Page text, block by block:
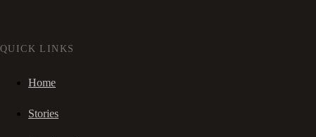
QUICK LINKS
Home
Stories